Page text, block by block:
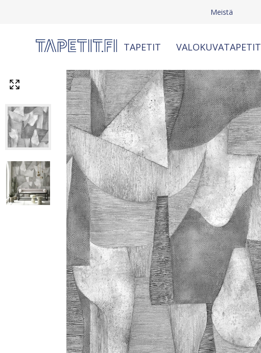
Meistä
TAPETIT VALOKUVATAPETIT